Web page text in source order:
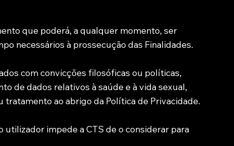
que poderá, a qualquer momento, ser
necessários à prossecução das Finalidades.
com convicções filosóficas ou políticas,
de dados relativos à saúde e à vida sexual,
ao abrigo da Política de Privacidade.
utilizador impede a CTS de o considerar para